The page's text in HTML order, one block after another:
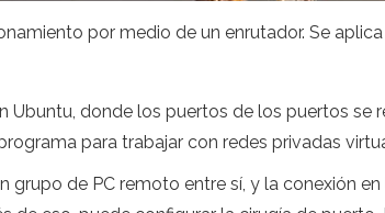
por medio de un enrutador. Se
Ubuntu, donde los puertos de los puertos se
para trabajar con redes privadas
grupo de PC remoto entre sí, y la conexión